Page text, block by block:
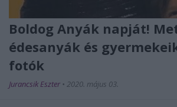
Boldog Anyák napját!
édesanyák és
fotók
Jurancsik Eszter • 2020. május 03.